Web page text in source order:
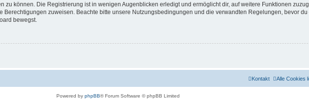
zu können. Die Registrierung ist in wenigen Augenblicken erledigt und ermöglicht dir, auf weitere Funktionen
zuweisen. Beachte bitte unsere Nutzungsbedingungen und die verwandten Regelungen, bevor du
bewegst.
Alle Cookies
Kontakt
Powered by phpBB® Forum Software © phpBB Limited